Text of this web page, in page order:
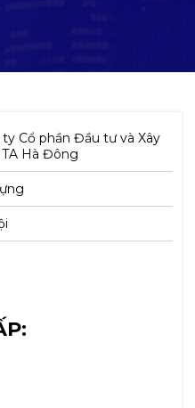
ty Cổ phần Đầu tư và Xây
Hà Đông